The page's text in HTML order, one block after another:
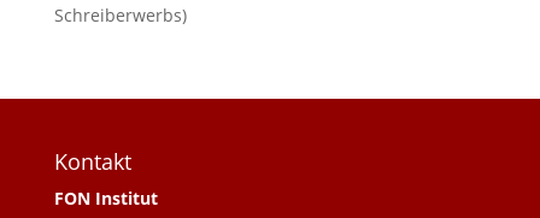
Schreiberwerbs)
Kontakt
FON Institut